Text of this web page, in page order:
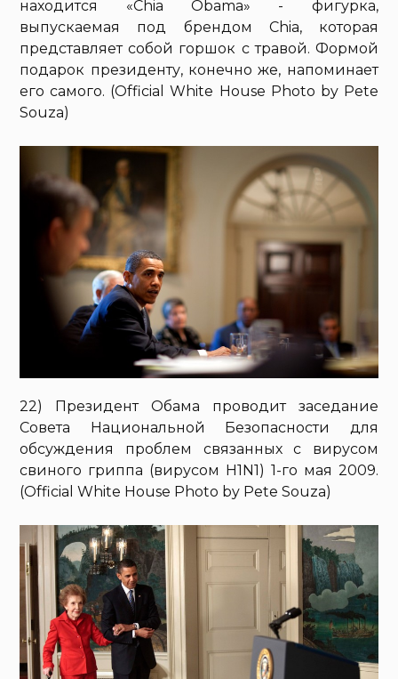
находится «Chia Obama» - фигурка,
выпускаемая под брендом Chia, которая
представляет собой горшок с травой. Формой
подарок президенту, конечно же, напоминает
его самого. (Official White House Photo by Pete
Souza)
22) Президент Обама проводит заседание
Совета Национальной Безопасности для
обсуждения проблем связанных с вирусом
свиного гриппа (вирусом H1N1) 1-го мая 2009.
(Official White House Photo by Pete Souza)